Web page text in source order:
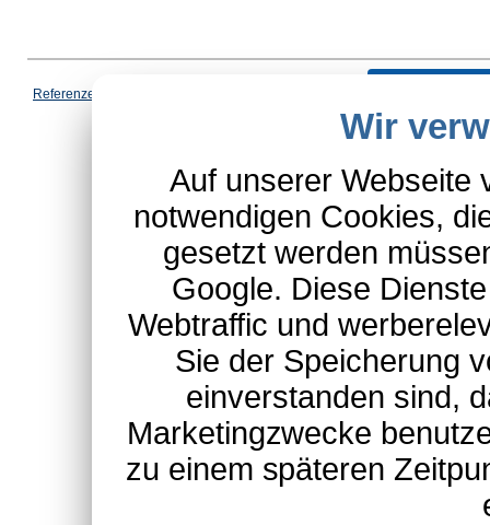
Referenzen
*Schulte-Hauptkatalog,
Wir
Auf unserer Webseite
notwendigen Cookies,
gesetzt werden
Google. Diese
Webtraffic und
Sie der Speicherung
einverstanden sind,
Marketingzwecke
zu einem späteren